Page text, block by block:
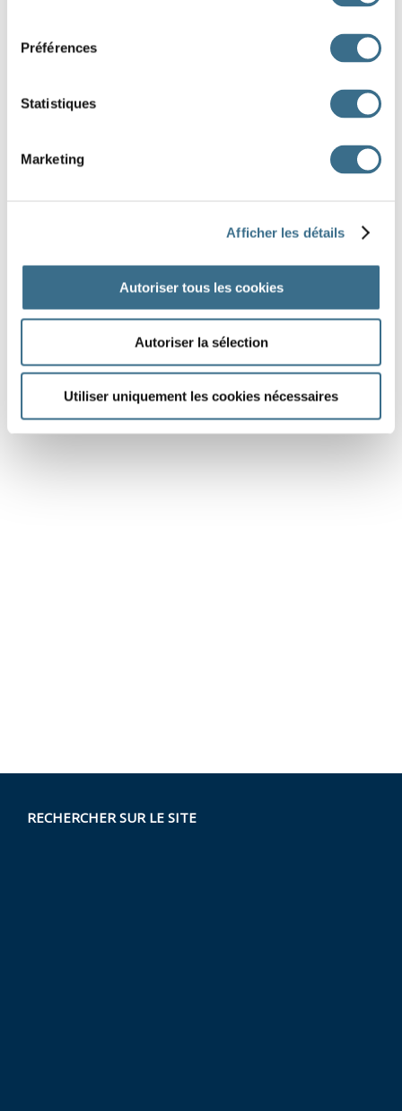
Préférences
Statistiques
Marketing
Afficher les détails
Autoriser tous les cookies
Autoriser la sélection
Utiliser uniquement les cookies nécessaires
Do you want to do the preparation for this
RECHERCHER SUR LE SITE